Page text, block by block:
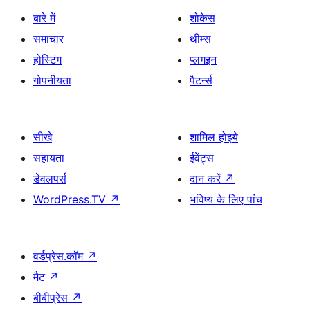
बारे में
समाचार
होस्टिंग
गोपनीयता
शोकेस
थीम्स
प्लगइन
पैटर्न्स
सीखे
सहायता
डेवलपर्स
WordPress.TV ↗
शामिल होइये
ईवेंट्स
दान करें ↗
भविष्य के लिए पांच
वर्डप्रेस.कॉम ↗
मैट ↗
बीबीप्रेस ↗